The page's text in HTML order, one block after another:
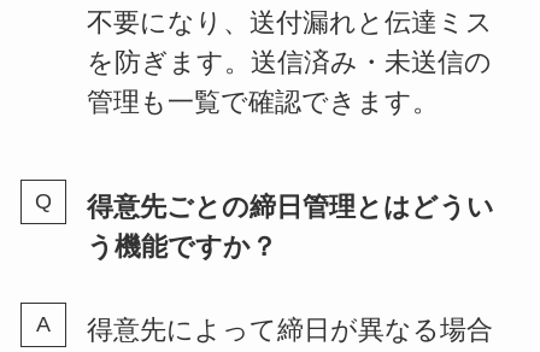
不要になり、送付漏れと伝達ミス
を防ぎます。送信済み・未送信の
管理も一覧で確認できます。
得意先ごとの締日管理とはどうい
う機能ですか？
得意先によって締日が異なる場合